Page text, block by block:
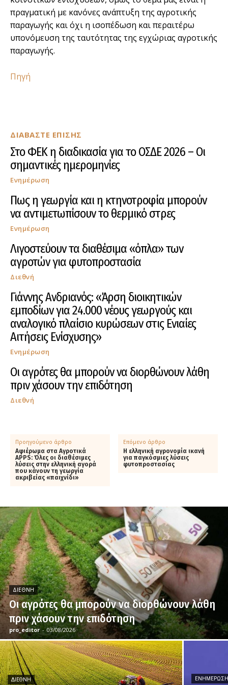
ΔΙΑΒΑΣΤΕ ΕΠΙΣΗΣ
Στο ΦΕΚ η διαδικασία για το ΟΣΔΕ 2026 – Οι
σημαντικές ημερομηνίες
Ενημέρωση
Πως η γεωργία και η κτηνοτροφία μπορούν
να αντιμετωπίσουν το θερμικό στρες
Ενημέρωση
Λιγοστεύουν τα διαθέσιμα «όπλα» των
αγροτών για φυτοπροστασία
Διεθνή
Γιάννης Ανδριανός: «Άρση διοικητικών
εμποδίων για 24.000 νέους γεωργούς και
αναλογικό πλαίσιο κυρώσεων στις Ενιαίες
Αιτήσεις Ενίσχυσης»
Ενημέρωση
Οι αγρότες θα μπορούν να διορθώνουν λάθη
πριν χάσουν την επιδότηση
Διεθνή
πραγµατική µε κανόνες ανάπτυξη της αγροτικής
παραγωγής και όχι η ισοπέδωση και περαιτέρω
υπονόµευση της ταυτότητας της εγχώριας αγροτικής
παραγωγής.
Πηγή
Προηγούμενο άρθρο
Αφιέρωμα στα Αγροτικά
APPS: Όλες οι διαθέσιμες
λύσεις στην ελληνική αγορά
που κάνουν τη γεωργία
ακριβείας «παιχνίδι»
Επόμενο άρθρο
Η ελληνική αγρονομία ικανή
για παγκόσμιες λύσεις
φυτοπροστασίας
ΔΙΕΘΝΉ
Οι αγρότες θα μπορούν να διορθώνουν λάθη
πριν χάσουν την επιδότηση
pro_editor - 03/08/2026
ΔΙΕΘΝΉ